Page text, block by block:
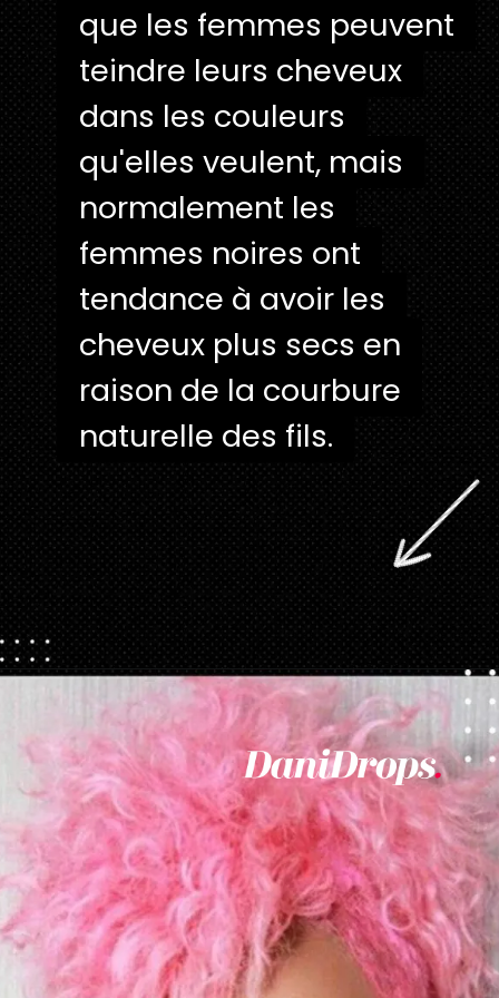
que les femmes peuvent
teindre leurs cheveux
dans les couleurs
qu'elles veulent, mais
normalement les
femmes noires ont
tendance à avoir les
cheveux plus secs en
raison de la courbure
naturelle des fils.
que les femmes peuvent
teindre leurs cheveux
dans les couleurs
qu'elles veulent, mais
normalement les
femmes noires ont
tendance à avoir les
cheveux plus secs en
raison de la courbure
naturelle des fils.
Ouverture https://danidrops.com.br/fr/couleurs-de-cheveux-pour-les-femmes-noires-2023/